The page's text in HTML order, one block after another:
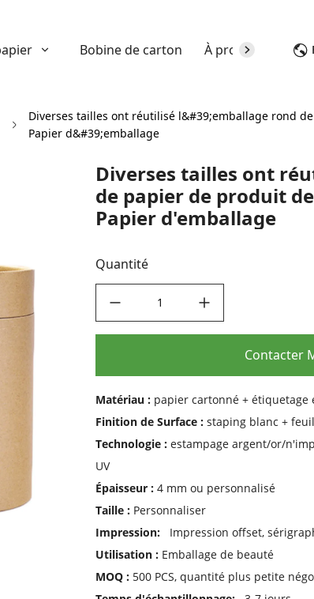
Bobine de carton À propos de nous
Diverses tailles ont réutilisé l&#39;emballage rond
Papier d&#39;emballage
Diverses tailles ont
de papier de produit
Papier d'emballage
Quantité
Contacter
Matériau : papier cartonné + étiquetage
Finition de Surface : staping blanc +
Technologie : estampage argent/or/
UV
Épaisseur : 4 mm ou personnalisé
Taille : Personnaliser
Impression:
Impression offset,
Utilisation : Emballage de beauté
MOQ : 500 PCS, quantité plus petite